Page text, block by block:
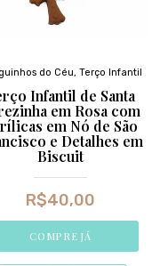
do Céu, Terço Infantil
Infantil de Santa
em Rosa com
em Nó de São
e Detalhes em
Biscuit
R$40,00
COMPRE JÁ